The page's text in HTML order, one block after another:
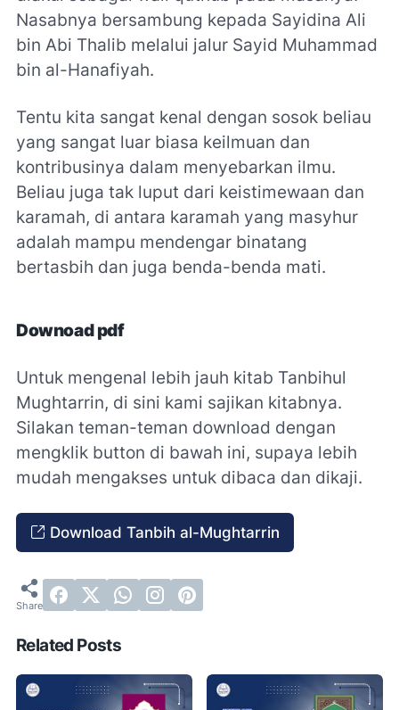
Nasabnya bersambung kepada Sayidina Ali
bin Abi Thalib melalui jalur Sayid Muhammad
bin al-Hanafiyah.
Tentu kita sangat kenal dengan sosok beliau
yang sangat luar biasa keilmuan dan
kontribusinya dalam menyebarkan ilmu.
Beliau juga tak luput dari keistimewaan dan
karamah, di antara karamah yang masyhur
adalah mampu mendengar binatang
bertasbih dan juga benda-benda mati.
Downoad pdf
Untuk mengenal lebih jauh kitab Tanbihul
Mughtarrin, di sini kami sajikan kitabnya.
Silakan teman-teman download dengan
mengklik button di bawah ini, supaya lebih
mudah mengakses untuk dibaca dan dikaji.
Download Tanbih al-Mughtarrin
Related Posts